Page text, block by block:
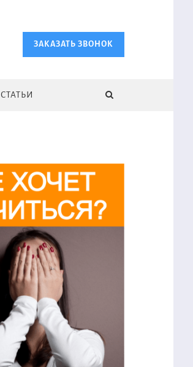
ЗАКАЗАТЬ ЗВОНОК
СТАТЬИ